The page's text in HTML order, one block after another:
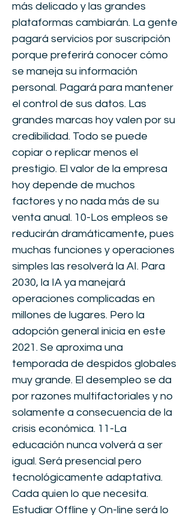
más delicado y las grandes
plataformas cambiarán. La gente
pagará servicios por suscripción
porque preferirá conocer cómo
se maneja su información
personal. Pagará para mantener
el control de sus datos. Las
grandes marcas hoy valen por su
credibilidad. Todo se puede
copiar o replicar menos el
prestigio. El valor de la empresa
hoy depende de muchos
factores y no nada más de su
venta anual. 10-Los empleos se
reducirán dramáticamente, pues
muchas funciones y operaciones
simples las resolverá la AI. Para
2030, la IA ya manejará
operaciones complicadas en
millones de lugares. Pero la
adopción general inicia en este
2021. Se aproxima una
temporada de despidos globales
muy grande. El desempleo se da
por razones multifactoriales y no
solamente a consecuencia de la
crisis económica. 11-La
educación nunca volverá a ser
igual. Será presencial pero
tecnológicamente adaptativa.
Cada quien lo que necesita.
Estudiar Offline y On-line será lo